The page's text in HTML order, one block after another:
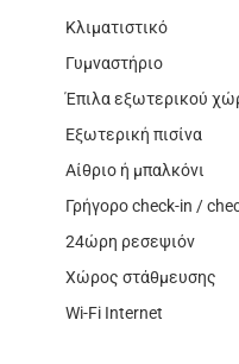
Κλιματιστικό
Γυμναστήριο
Έπιλα εξωτερικού
Εξωτερική πισίνα
Αίθριο ή μπαλκόνι
Γρήγορο check-in /
24ώρη ρεσεψιόν
Χώρος στάθμευσης
Wi-Fi Internet